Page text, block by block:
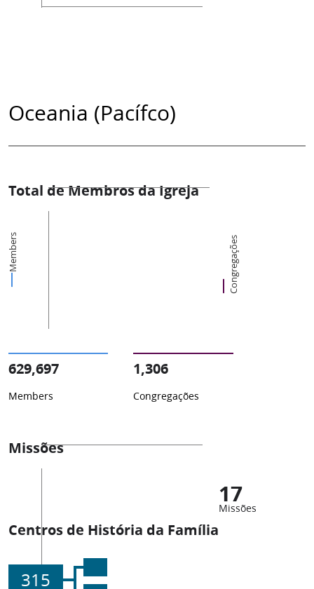
Oceania (Pacífco)
Total de Membros da Igreja
Members Congregações
629,697
Members
1,306
Congregações
Missões
17
Missões
Centros de História da Família
315